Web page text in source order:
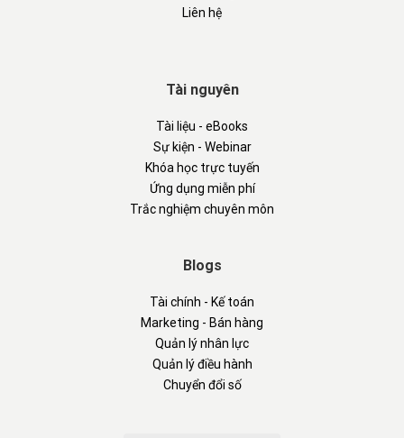
Liên hệ
Tài nguyên
Tài liệu - eBooks
Sự kiện - Webinar
Khóa học trực tuyến
Ứng dụng miễn phí
Trắc nghiệm chuyên môn
Blogs
Tài chính - Kế toán
Marketing - Bán hàng
Quản lý nhân lực
Quản lý điều hành
Chuyển đổi số